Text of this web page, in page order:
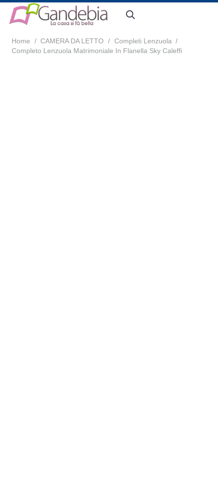
Home / CAMERA DA LETTO / Completi Lenzuola /
Completo Lenzuola Matrimoniale In Flanella Sky Caleffi